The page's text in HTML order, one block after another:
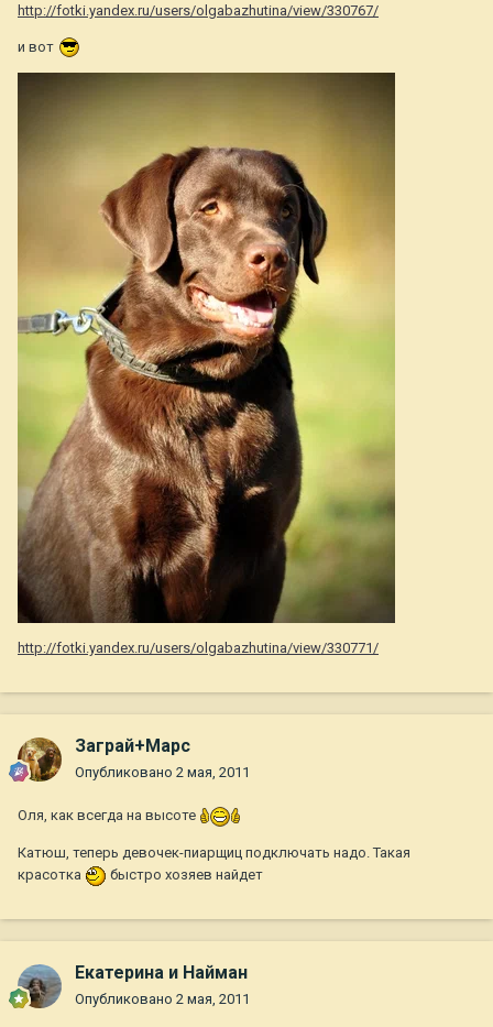
http://fotki.yandex.ru/users/olgabazhutina/view/330767/
и вот
http://fotki.yandex.ru/users/olgabazhutina/view/330771/
Заграй+Марс
Опубликовано 2 мая, 2011
Оля, как всегда на высоте
Катюш, теперь девочек-пиарщиц подключать надо. Такая
красотка
быстро хозяев найдет
Екатерина и Найман
Опубликовано 2 мая, 2011